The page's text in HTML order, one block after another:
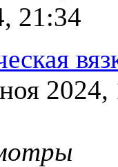
21:34
2024,